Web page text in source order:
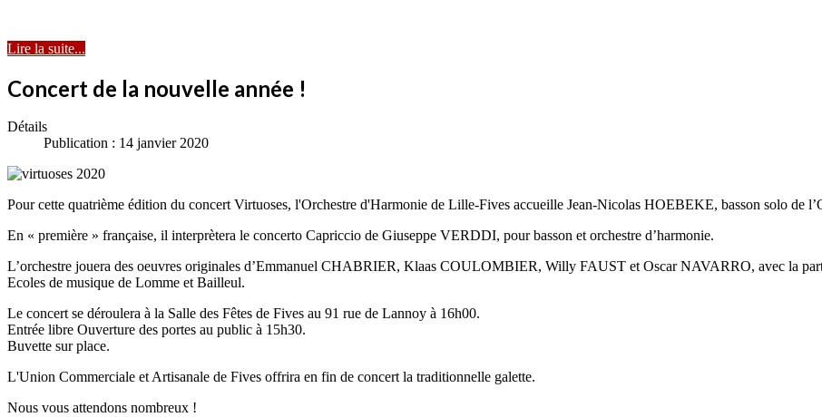
Lire la suite...
Concert de la nouvelle année !
Détails
Publication : 14 janvier 2020
Pour cette quatrième édition du concert Virtuoses, l'Orchestre d'Harmonie de Lille-Fives accueille Jean-Nicolas HOEBEKE, basson solo de
En « première » française, il interprètera le concerto Capriccio de Giuseppe VERDDI, pour basson et orchestre d’harmonie.
L’orchestre jouera des oeuvres originales d’Emmanuel CHABRIER, Klaas COULOMBIER, Willy FAUST et Oscar NAVARRO, avec la
Ecoles de musique de Lomme et Bailleul.
Le concert se déroulera à la Salle des Fêtes de Fives au 91 rue de Lannoy à 16h00.
Entrée libre Ouverture des portes au public à 15h30.
Buvette sur place.
L'Union Commerciale et Artisanale de Fives offrira en fin de concert la traditionnelle galette.
Nous vous attendons nombreux !